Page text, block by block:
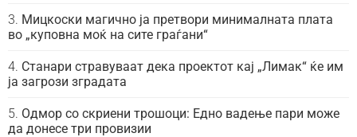
Мицкоски магично ја претвори минималната плата
во „куповна моќ на сите граѓани“
Станари стравуваат дека проектот кај „Лимак“ ќе им
ја загрози зградата
Одмор со скриени трошоци: Едно вадење пари може
да донесе три провизии